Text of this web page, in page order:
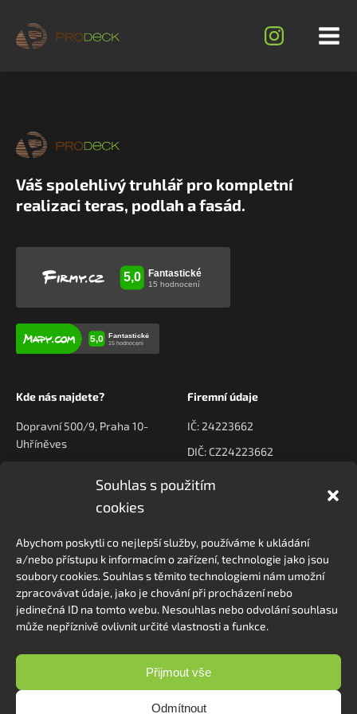
Souhlas s použitím
cookies
Abychom poskytli co nejlepší služby, používáme k ukládání
a/nebo přístupu k informacím o zařízení, technologie jako jsou
soubory cookies. Souhlas s těmito technologiemi nám umožní
zpracovávat údaje, jako je chování při procházení nebo
jedinečná ID na tomto webu. Nesouhlas nebo odvolání souhlasu
může nepříznivě ovlivnit určité vlastnosti a funkce.
Přijmout vše
Odmítnout
Váš spolehlivý truhlář pro kompletní
realizaci teras, podlah a fasád.
Kde nás najdete?
Dopravní 500/9, Praha 10-
Uhříněves
Firemní údaje
IČ: 24223662
DIČ: CZ24223662
Kontaktujte nás
+420 778 222 800
Navigace
O nás
Kontakt